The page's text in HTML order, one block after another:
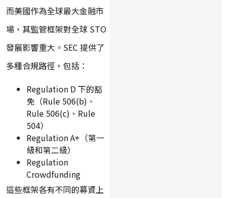
而美國作為全球最大金融市
場，其監管框架對全球 STO
發展影響重大。SEC 提供了
多種合規路徑，包括：
Regulation D 下的豁
免（Rule 506(b)、
Rule 506(c)、Rule
504）
Regulation A+（第一
級和第二級）
Regulation
Crowdfunding
這些框架各有不同的募資上